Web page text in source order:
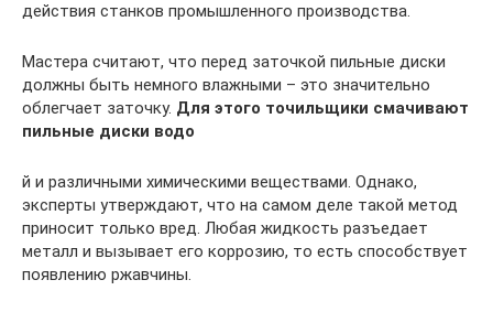
действия станков промышленного производства.
Мастера считают, что перед заточкой пильные диски
должны быть немного влажными – это значительно
облегчает заточку. Для этого точильщики смачивают
пильные диски водо
й и различными химическими веществами. Однако,
эксперты утверждают, что на самом деле такой метод
приносит только вред. Любая жидкость разъедает
металл и вызывает его коррозию, то есть способствует
появлению ржавчины.